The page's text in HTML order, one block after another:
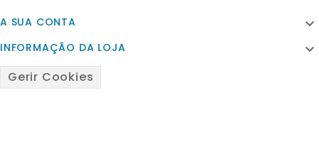
A SUA CONTA 
INFORMAÇÃO DA LOJA 
Gerir Cookies